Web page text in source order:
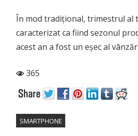
În mod tradițional, trimestrul al
caracterizat ca fiind sezonul
acest an a fost un eșec al
365
SMARTPHONE